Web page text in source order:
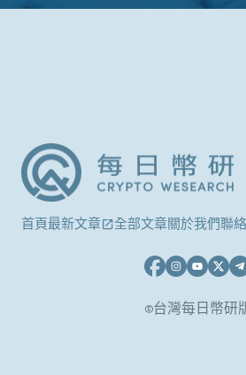
首頁最新文章 全部文章關於我們聯
©台灣每日幣研